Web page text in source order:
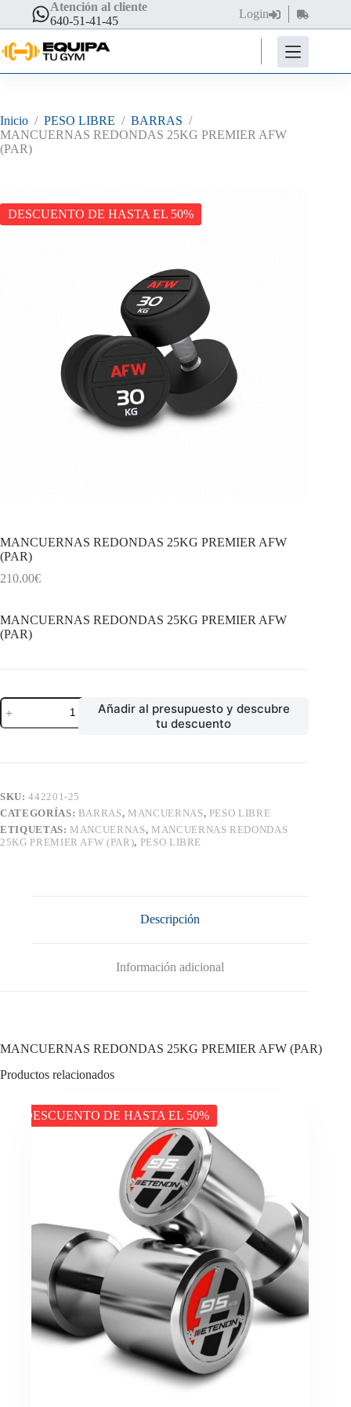
contenido
Atención al cliente
640-51-41-45
Login
Carro
de
compra
Inicio / PESO LIBRE / BARRAS /
MANCUERNAS REDONDAS 25KG PREMIER AFW
(PAR)
DESCUENTO DE HASTA EL 50%
MANCUERNAS REDONDAS 25KG PREMIER AFW
(PAR)
210.00€
MANCUERNAS REDONDAS 25KG PREMIER AFW
(PAR)
MANCUERNAS
REDONDAS
25KG
Añadir al presupuesto y descubre
tu descuento
SKU:442201-25
CATEGORÍAS: BARRAS, MANCUERNAS, PESO LIBRE
ETIQUETAS: MANCUERNAS, MANCUERNAS REDONDAS
25KG PREMIER AFW (PAR), PESO LIBRE
Descripción
Información adicional
MANCUERNAS REDONDAS 25KG PREMIER AFW (PAR)
Productos relacionados
DESCUENTO DE HASTA EL 50%